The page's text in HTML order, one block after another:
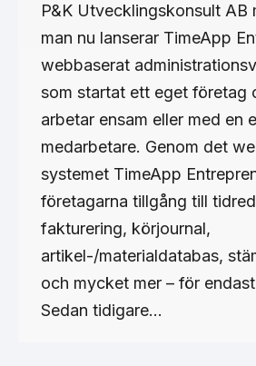
P&K Utvecklingskonsult AB
man nu lanserar TimeApp
webbaserat
som startat ett eget företag
arbetar ensam eller med en
medarbetare. Genom det
systemet TimeApp
företagarna tillgång till
fakturering, körjournal,
artikel-/materialdatabas,
och mycket mer – för
Sedan tidigare…